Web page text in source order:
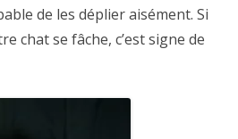
de les déplier aisément. Si
chat se fâche, c’est signe de